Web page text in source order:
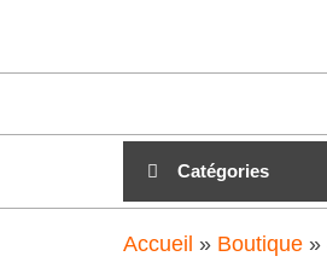
clubdial.fr
Catégories
Accueil » Boutique »